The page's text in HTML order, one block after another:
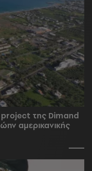
project της Dimand
αμερικανικής